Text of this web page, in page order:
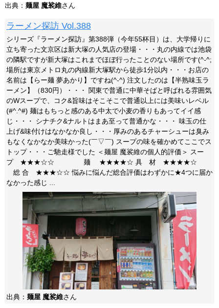
出典： 麺屋 魔裟維さん
ラーメン探訪 Vol.388
シリーズ『ラーメン探訪』第388弾（今年55杯目）は、大学帰りに
立ち寄った文京区は新大塚の人気店の登場・・・丸の内線では池袋
の隣駅ですが新大塚はこれまでほぼ行ったことのない場所です(^-^;
場所は東京メトロ丸の内線新大塚駅から徒歩1分以内・・・お店の
名前は【らー麺 夢あかり】ですね(^-^) 注文したのは【半熟味玉ラ
ーメン】（830円）・・・ 関東で普通に中華そばと呼ばれる雰囲気
のWスープで、コク&旨味はそこそこで普通以上には美味いレベル
(#^.^#) 麺はもちっと感のある中太で小麦の香りもあってイイ感
じ・・・ シナチク&ナルトはまあ至って普通かな・・・ 味玉の仕
上げ&味付けはなかなか良し・・・厚みのあるチャーシューは臭み
もなくなかなか美味かった(￣▽￣) スープの味を確かめてここでス
トップ・・・ご馳走様でした ＜麺屋 魔裟維の個人的評価＞ スー
プ ★★★☆☆ 麺 ★★★★☆ 具 材 ★★★★☆
総 合 ★★★☆☆ 悩みに悩んだ総合評価はわずかに★4つに届か
なかった感じ ...
出典： 麺屋 魔裟維さん